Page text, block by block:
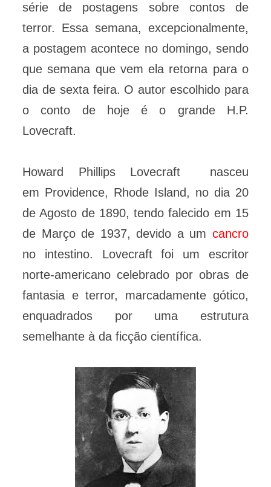
série de postagens sobre contos de
terror. Essa semana, excepcionalmente,
a postagem acontece no domingo, sendo
que semana que vem ela retorna para o
dia de sexta feira. O autor escolhido para
o conto de hoje é o grande H.P.
Lovecraft.
Howard Phillips Lovecraft nasceu
em Providence, Rhode Island, no dia 20
de Agosto de 1890, tendo falecido em 15
de Março de 1937, devido a um cancro
no intestino. Lovecraft foi um escritor
norte-americano celebrado por obras de
fantasia e terror, marcadamente gótico,
enquadrados por uma estrutura
semelhante à da ficção científica.